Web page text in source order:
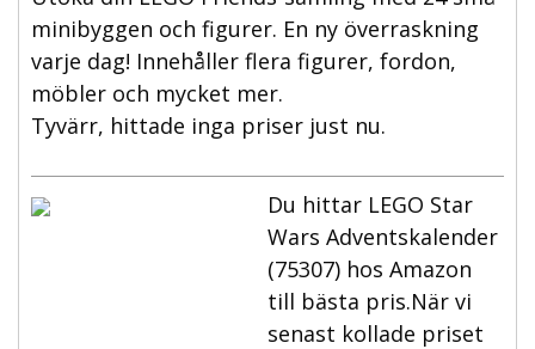
minibyggen och figurer. En ny överraskning
varje dag! Innehåller flera figurer, fordon,
möbler och mycket mer.
Tyvärr, hittade inga priser just nu.
Du hittar LEGO Star
Wars Adventskalender
(75307) hos Amazon
till bästa pris.När vi
senast kollade priset